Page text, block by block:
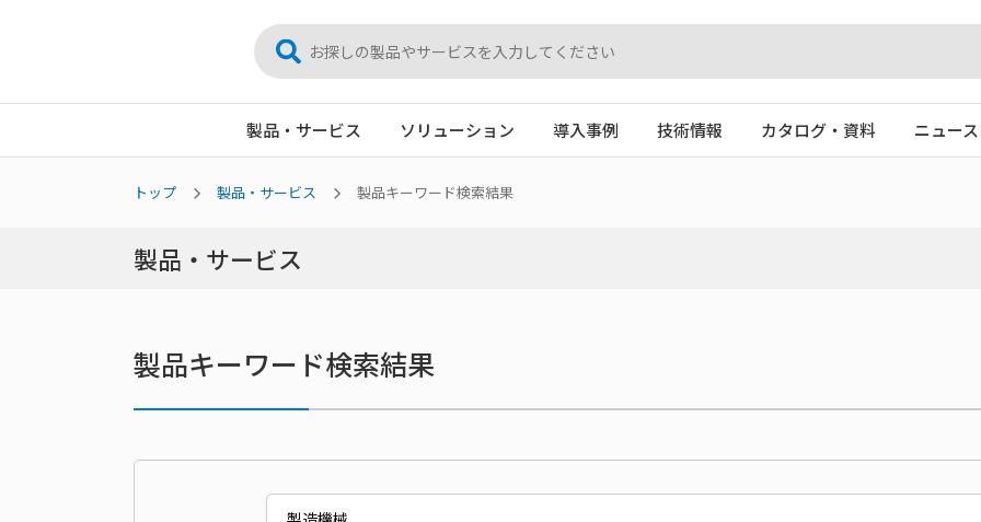
製品・サービス ソリューション 導入事例 技術情報 カタログ・資料 ニュース
トップ 製品・サービス 製品キーワード検索結果
製品・サービス
製品キーワード検索結果